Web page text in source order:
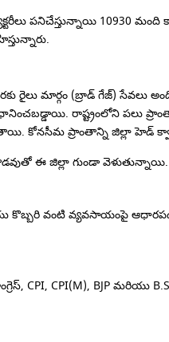
పనిచేస్తున్నాయి 10930
రైలు మార్గం (బ్రాడ్ గేజ్) సేవలు
రాష్ట్రంలోని పలు
కోనసీమ ప్రాంతాన్ని జిల్లా హెడ్
ఈ జిల్లా గుండా వెళుతున్నాయి.
కొబ్బరి వంటి వ్యవసాయంపై
CPI, CPI(M), BJP మరియు